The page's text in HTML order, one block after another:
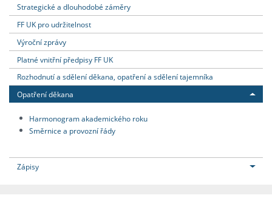
Strategické a dlouhodobé záměry
FF UK pro udržitelnost
Výroční zprávy
Platné vnitřní předpisy FF UK
Rozhodnutí a sdělení děkana, opatření a sdělení tajemníka
Opatření děkana
Harmonogram akademického roku
Směrnice a provozní řády
Zápisy